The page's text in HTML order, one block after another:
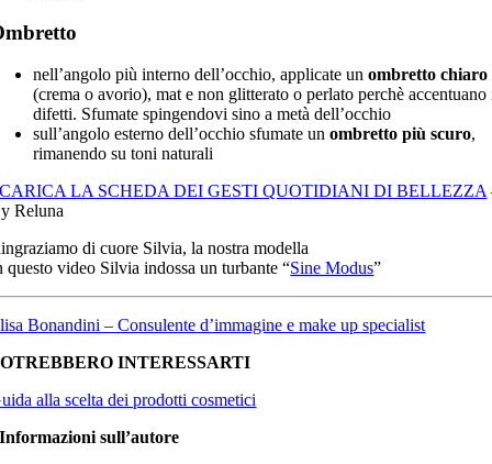
nell’angolo più interno dell’occhio, applicate unombretto chiaro
(crema o avorio), mat e non glitterato o perlato perchè accentuano
difetti. Sfumate spingendovi sino a metà dell’occhio
sull’angolo esterno dell’occhio sfumate unombretto più scuro,
rimanendo su toni naturali
LA SCHEDA DEI GESTI QUOTIDIANI DI BELLEZZA
Reluna
di cuore Silvia, la nostra modella
questo video Silvia indossa un turbante “Sine Modus”
Bonandini – Consulente d’immagine e make up specialist
INTERESSARTI
alla scelta dei prodotti cosmetici
Informazioni sull’autore